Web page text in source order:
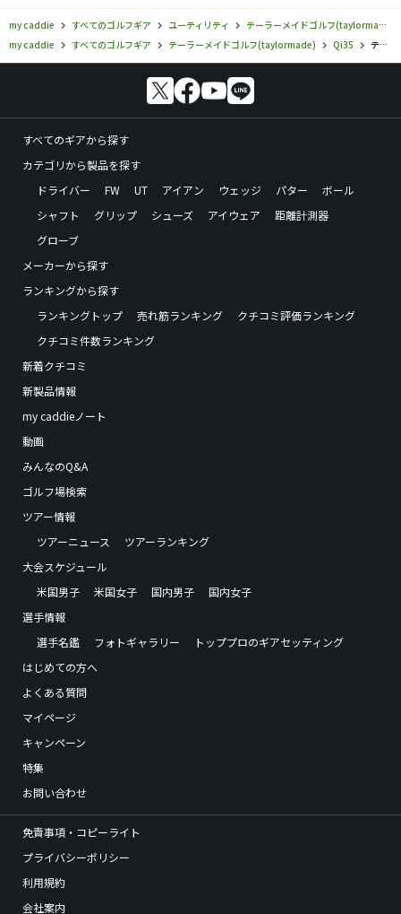
my caddie すべてのゴルフギア ユーティリティ
テーラーメイドゴルフ(taylormade)
my caddie
すべてのゴルフギア テーラーメイドゴルフ(taylormade) Qi35 テーラーメイドゴルフ／Qi35／Qi35 MAX LITE ウィメンズ レスキューの口コミ評価
すべてのギアから探す
カテゴリから製品を探す
ドライバー
FW UT アイアン ウェッジ パター
ボール
シャフト
グリップ シューズ アイウェア
距離計測器
グローブ
メーカーから探す
ランキングから探す
ランキングトップ
売れ筋ランキング
クチコミ評価ランキング
クチコミ件数ランキング
新着クチコミ
新製品情報
my caddieノート
動画
みんなのQ&A
ゴルフ場検索
ツアー情報
ツアーニュース
ツアーランキング
大会スケジュール
米国男子
米国女子 国内男子
国内女子
選手情報
選手名鑑
フォトギャラリー
トッププロのギアセッティング
はじめての方へ
よくある質問
マイページ
キャンペーン
特集
お問い合わせ
免責事項・コピーライト
プライバシーポリシー
利用規約
会社案内